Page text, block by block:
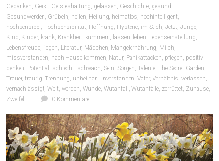
Gedanken, Geist, Geisteshaltung, gelassen, Geschichte, gesund ,
Gesundwerden, Grübeln, heilen, Heilung, heimatlos, hochintelligent,
hochsensibel , Hochsensibilität, Hoffnung, Hysterie, im Stich,Jetzt,Junge,
Kind , Kinder, krank, Krankheit, kümmern, lassen, leben, Lebenseinstellung,
Lebensfreude, liegen, Literatur, Mädchen, Mangelernährung, Milch,
missverstanden, nach Hause kommen, Natur, Panikattacken, pflegen, positiv
denken, Potential , schlecht, schwach, Sein, Sorgen,Talente,The Secret Garden,
Trauer,traurig,Trennung, unheilbar, unverstanden,Vater,Verhältnis,verlassen,
vernachlässigt,Welt,werden,Wunde,Wutanfall ,Wutanfälle, zerrüttet, Zuhause,
Zweifel
0 Kommentare